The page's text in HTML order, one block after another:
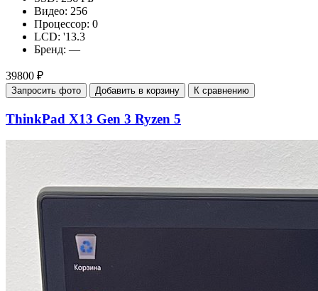
Видео: 256
Процессор: 0
LCD: '13.3
Бренд: —
39800 ₽
Запросить фото Добавить в корзину К сравнению
ThinkPad X13 Gen 3 Ryzen 5